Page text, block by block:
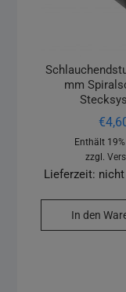
mm
€
Enthält 19%
zzgl.
Lieferzeit:
In den